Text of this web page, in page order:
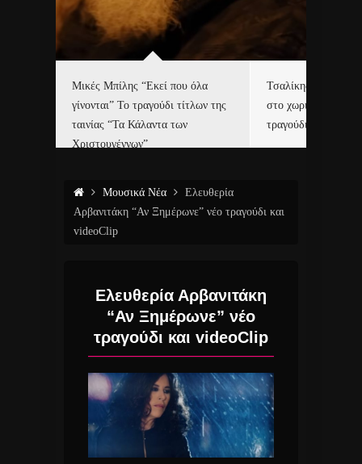
Μικές Μπίλης “Εκεί που όλα
γίνονται” Το τραγούδι τίτλων της
ταινίας “Τα Κάλαντα των
Χριστουγέννων”
Τσαλίκης,
στο χωριό του Άι
τραγούδι και video
Μουσικά Νέα
Ελευθερία
Αρβανιτάκη “Αν Ξημέρωνε” νέο τραγούδι και
videoClip
Ελευθερία Αρβανιτάκη
“Αν Ξημέρωνε” νέο
τραγούδι και videoClip